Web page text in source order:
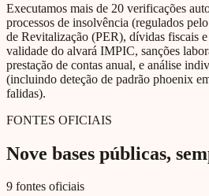
Executamos mais de 20 verificações
processos de insolvência (regulados
de Revitalização (PER), dívidas fiscais
validade do alvará IMPIC, sanções
prestação de contas anual, e análise
(incluindo deteção de padrão phoenix
falidas).
FONTES OFICIAIS
Nove bases públicas,
9 fontes oficiais